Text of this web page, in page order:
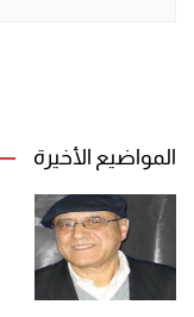
المواضيع الأخيرة